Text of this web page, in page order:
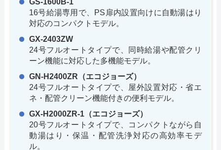
GS-1600B-1
16号給湯専用で、PS扉内設置向けに自動湯はり
対応のコンパクトモデル。
GX-2403ZW
24号フルオートタイプで、同時給湯や配管クリ
ーン機能に対応した多機能モデル。
GN-H2400ZR（エコジョーズ）
24号フルオートタイプで、屋外設置対応・省エ
ネ・配管クリーン機能付きの便利モデル。
GX-H2000ZR-1（エコジョーズ）
20号フルオートタイプで、コンパクトながら自
動湯はり・保温・配管洗浄対応の高効率モデ
ル。